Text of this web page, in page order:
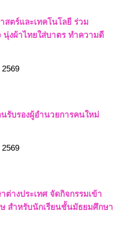
สตร์และเทคโนโลยี ร่วม
นุ่งผ้าไทยใส่บาตร ทำความดี
รับรองผู้อำนวยการคนใหม่
ต่างประเทศ จัดกิจกรรมเข้า
สำหรับนักเรียนชั้นมัธยมศึกษา